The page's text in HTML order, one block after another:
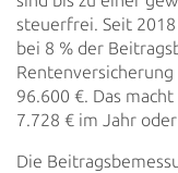
steuerfrei. Seit
bei 8 % der
96.600 €. Das
7.728 € im Jahr
Die